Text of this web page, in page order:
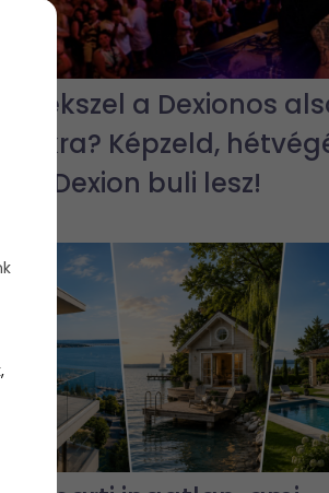
Emlékszel a Dexionos
bulikra? Képzeld,
újra Dexion buli lesz!